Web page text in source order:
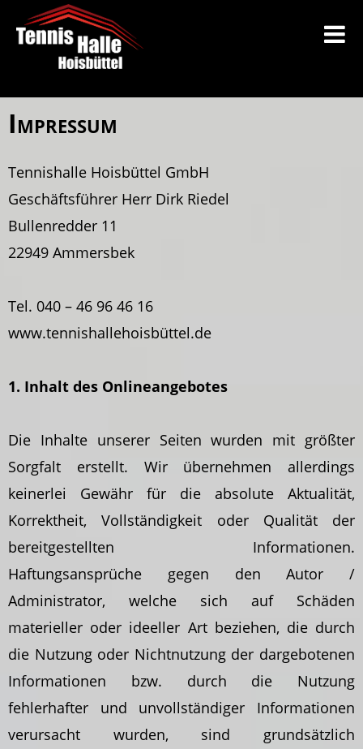
Impressum
Tennishalle Hoisbüttel GmbH
Geschäftsführer Herr Dirk Riedel
Bullenredder 11
22949 Ammersbek
Tel. 040 – 46 96 46 16
www.tennishallehoisbüttel.de
1. Inhalt des Onlineangebotes
Die Inhalte unserer Seiten wurden mit größter
Sorgfalt erstellt. Wir übernehmen allerdings
keinerlei Gewähr für die absolute Aktualität,
Korrektheit, Vollständigkeit oder Qualität der
bereitgestellten Informationen.
Haftungsansprüche gegen den Autor /
Administrator, welche sich auf Schäden
materieller oder ideeller Art beziehen, die durch
die Nutzung oder Nichtnutzung der dargebotenen
Informationen bzw. durch die Nutzung
fehlerhafter und unvollständiger Informationen
verursacht wurden, sind grundsätzlich